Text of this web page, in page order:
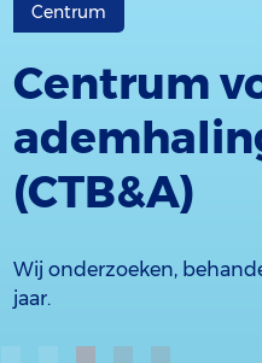
Centrum
Centrum
(CTB&A)
Wij onderzoeken,
jaar.